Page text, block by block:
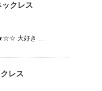
クレス
大好き ...
レス